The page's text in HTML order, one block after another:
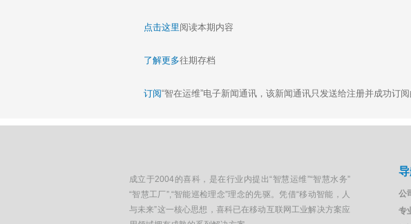
点击这里阅读本期内容
了解更多往期存档
订阅“智在运维”电子新闻通讯，该新闻通讯只发送给注册并成功订
成立于2004的喜科，是在行业内提出“智慧运维”“智慧水务”
“智慧工厂”,“智能巡检理念”理念的先驱。凭借“移动智能，人
与未来”这一核心思想，喜科已在移动互联网工业解决方案应
公
专